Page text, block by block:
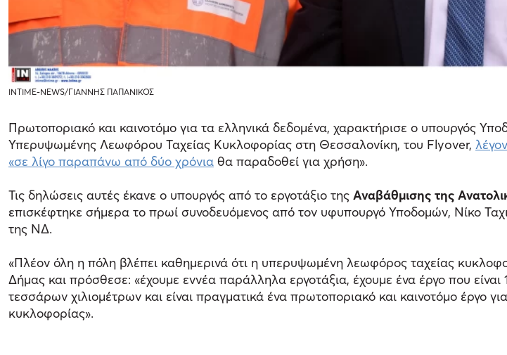
INTIME-NEWS/ΓΙΑΝΝΗΣ ΠΑΠΑΝΙΚΟΣ
Πρωτοποριακό και καινοτόμο για τα ελληνικά δεδομένα, χαρακτήρισε ο υπουργός
Υπερυψωμένης Λεωφόρου Ταχείας Κυκλοφορίας στη Θεσσαλονίκη, του Flyover,
«σε λίγο παραπάνω από δύο χρόνια θα παραδοθεί για χρήση».
Τις δηλώσεις αυτές έκανε ο υπουργός από το εργοτάξιο της Αναβάθμισης της
επισκέφτηκε σήμερα το πρωί συνοδευόμενος από τον υφυπουργό Υποδομών, Νίκο
της ΝΔ.
«Πλέον όλη η πόλη βλέπει καθημερινά ότι η υπερυψωμένη λεωφόρος ταχείας
Δήμας και πρόσθεσε: «έχουμε εννέα παράλληλα εργοτάξια, έχουμε ένα έργο που
τεσσάρων χιλιομέτρων και είναι πραγματικά ένα πρωτοποριακό και καινοτόμο έργο
κυκλοφορίας».